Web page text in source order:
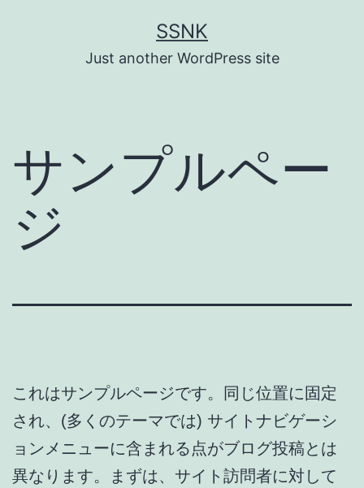
SSNK
Just another WordPress site
サンプルペー
ジ
これはサンプルページです。同じ位置に固定
され、(多くのテーマでは) サイトナビゲーシ
ョンメニューに含まれる点がブログ投稿とは
異なります。まずは、サイト訪問者に対して